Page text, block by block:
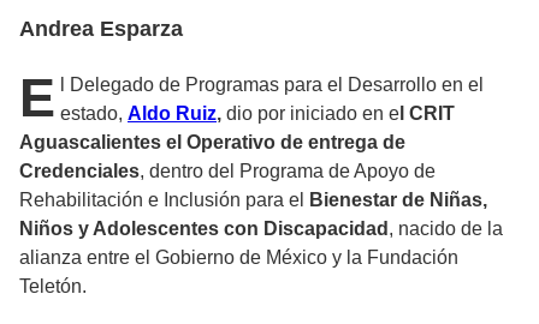
Andrea Esparza
E
l Delegado de Programas para el Desarrollo en el
estado, Aldo Ruiz, dio por iniciado en e l CRIT
Aguascalientes el Operativo de entrega de
Credenciales, dentro del Programa de Apoyo de
Rehabilitación e Inclusión para el
Bienestar de Niñas,
Niños y Adolescentes con Discapacidad , nacido de la
alianza entre el Gobierno de México y la Fundación
Teletón.